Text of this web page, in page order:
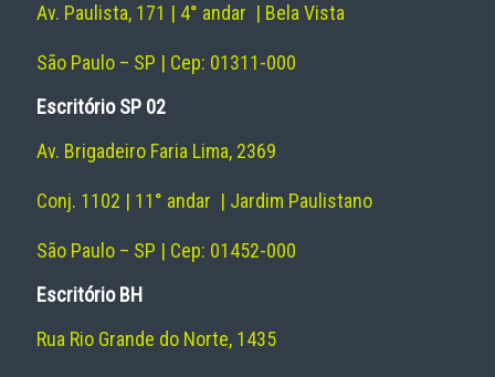
Av. Paulista, 171 | 4° andar | Bela Vista
São Paulo – SP | Cep: 01311-000
Escritório SP 02
Av. Brigadeiro Faria Lima, 2369
Conj. 1102 | 11° andar | Jardim Paulistano
São Paulo – SP | Cep: 01452-000
Escritório BH
Rua Rio Grande do Norte, 1435